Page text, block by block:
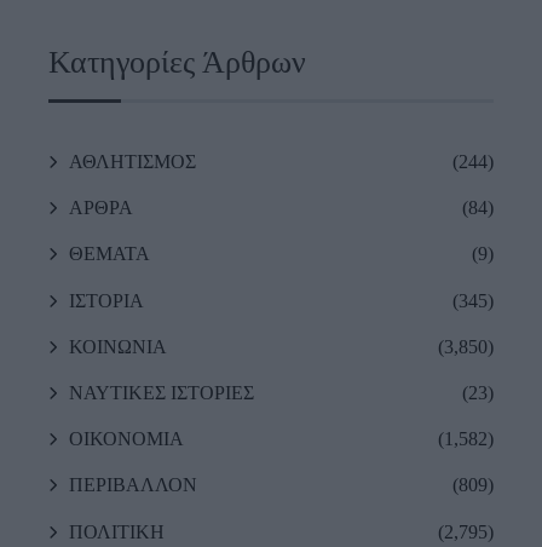
Κατηγορίες Άρθρων
ΑΘΛΗΤΙΣΜΟΣ (244)
ΑΡΘΡΑ (84)
ΘΕΜΑΤΑ (9)
ΙΣΤΟΡΙΑ (345)
ΚΟΙΝΩΝΙΑ (3,850)
ΝΑΥΤΙΚΕΣ ΙΣΤΟΡΙΕΣ (23)
ΟΙΚΟΝΟΜΙΑ (1,582)
ΠΕΡΙΒΑΛΛΟΝ (809)
ΠΟΛΙΤΙΚΗ (2,795)